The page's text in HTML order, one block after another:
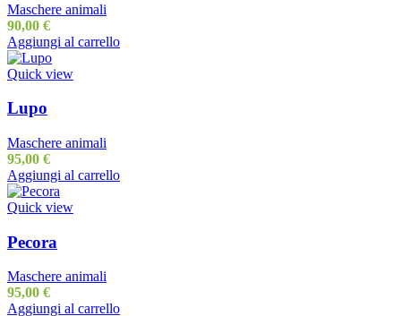
Maschere animali
90,00 €
Aggiungi al carrello
Quick view
Lupo
Maschere animali
95,00 €
Aggiungi al carrello
Quick view
Pecora
Maschere animali
95,00 €
Aggiungi al carrello